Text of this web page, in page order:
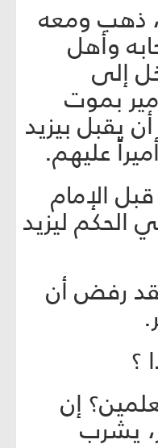
ذهب ومعه
وأهل
إلى
بموت
يقبل بيزيد
عليهم.
الإمام
الحكم ليزيد
رفض أن
؟
إن
يشرب